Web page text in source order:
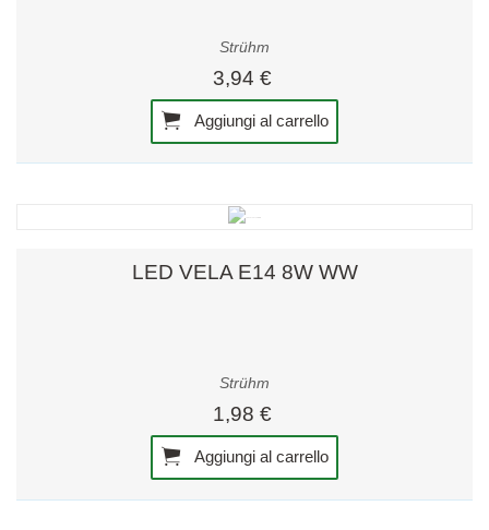
Strühm
3,94 €
Aggiungi al carrello
LED VELA E14 8W WW
Strühm
1,98 €
Aggiungi al carrello